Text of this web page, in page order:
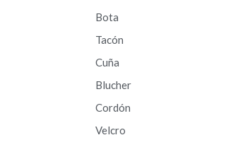
Bota
Tacón
Cuña
Blucher
Cordón
Velcro